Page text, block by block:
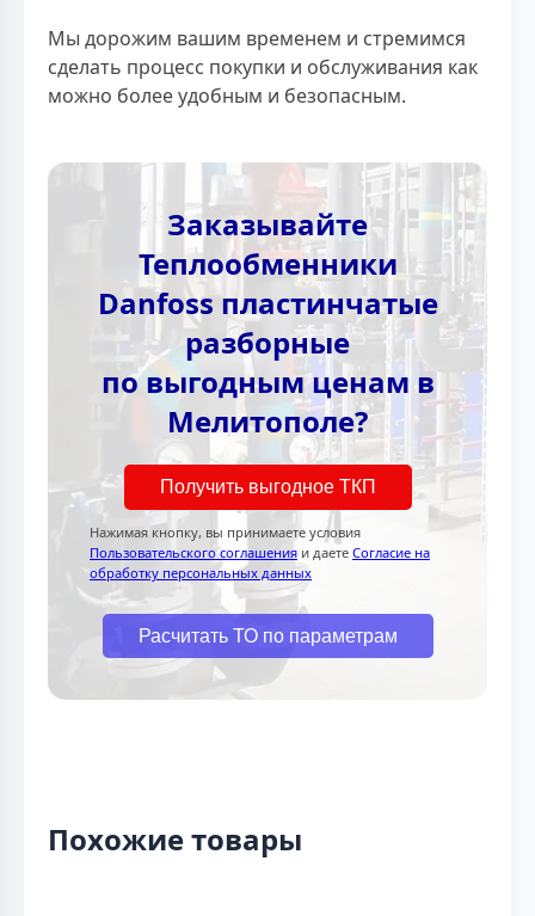
Мы дорожим вашим временем и стремимся
сделать процесс покупки и обслуживания как
можно более удобным и безопасным.
Заказывайте
Теплообменники
Danfoss пластинчатые
разборные
по выгодным ценам в
Мелитополе?
Получить выгодное ТКП
Нажимая кнопку, вы принимаете условия
Пользовательского соглашения и даете Согласие на
обработку персональных данных
Расчитать ТО по параметрам
Похожие товары